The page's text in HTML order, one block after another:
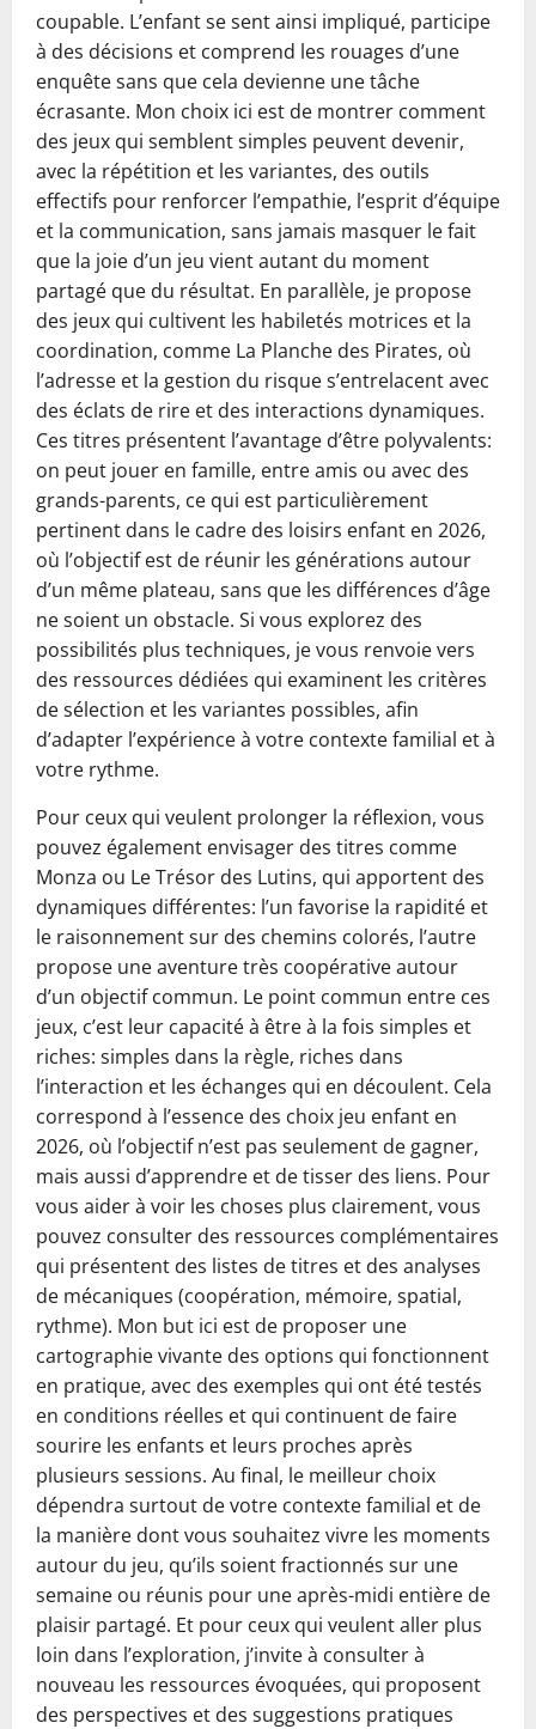
coupable. L’enfant se sent ainsi impliqué, participe
à des décisions et comprend les rouages d’une
enquête sans que cela devienne une tâche
écrasante. Mon choix ici est de montrer comment
des jeux qui semblent simples peuvent devenir,
avec la répétition et les variantes, des outils
effectifs pour renforcer l’empathie, l’esprit d’équipe
et la communication, sans jamais masquer le fait
que la joie d’un jeu vient autant du moment
partagé que du résultat. En parallèle, je propose
des jeux qui cultivent les habiletés motrices et la
coordination, comme La Planche des Pirates, où
l’adresse et la gestion du risque s’entrelacent avec
des éclats de rire et des interactions dynamiques.
Ces titres présentent l’avantage d’être polyvalents:
on peut jouer en famille, entre amis ou avec des
grands-parents, ce qui est particulièrement
pertinent dans le cadre des loisirs enfant en 2026,
où l’objectif est de réunir les générations autour
d’un même plateau, sans que les différences d’âge
ne soient un obstacle. Si vous explorez des
possibilités plus techniques, je vous renvoie vers
des ressources dédiées qui examinent les critères
de sélection et les variantes possibles, afin
d’adapter l’expérience à votre contexte familial et à
votre rythme.
Pour ceux qui veulent prolonger la réflexion, vous
pouvez également envisager des titres comme
Monza ou Le Trésor des Lutins, qui apportent des
dynamiques différentes: l’un favorise la rapidité et
le raisonnement sur des chemins colorés, l’autre
propose une aventure très coopérative autour
d’un objectif commun. Le point commun entre ces
jeux, c’est leur capacité à être à la fois simples et
riches: simples dans la règle, riches dans
l’interaction et les échanges qui en découlent. Cela
correspond à l’essence des choix jeu enfant en
2026, où l’objectif n’est pas seulement de gagner,
mais aussi d’apprendre et de tisser des liens. Pour
vous aider à voir les choses plus clairement, vous
pouvez consulter des ressources complémentaires
qui présentent des listes de titres et des analyses
de mécaniques (coopération, mémoire, spatial,
rythme). Mon but ici est de proposer une
cartographie vivante des options qui fonctionnent
en pratique, avec des exemples qui ont été testés
en conditions réelles et qui continuent de faire
sourire les enfants et leurs proches après
plusieurs sessions. Au final, le meilleur choix
dépendra surtout de votre contexte familial et de
la manière dont vous souhaitez vivre les moments
autour du jeu, qu’ils soient fractionnés sur une
semaine ou réunis pour une après-midi entière de
plaisir partagé. Et pour ceux qui veulent aller plus
loin dans l’exploration, j’invite à consulter à
nouveau les ressources évoquées, qui proposent
des perspectives et des suggestions pratiques